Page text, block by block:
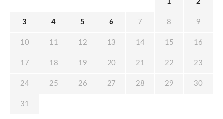
1 2
3 4 5 6 7 8 9
10 11 12 13 14 15 16
17 18 19 20 21 22 23
24 25 26 27 28 29 30
31